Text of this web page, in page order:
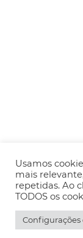
Usamos
mais
repetidas. Ao
TODOS os
Configurações